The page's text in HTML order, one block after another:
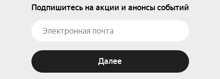
Подпишитесь на акции и анонсы событий
Далее